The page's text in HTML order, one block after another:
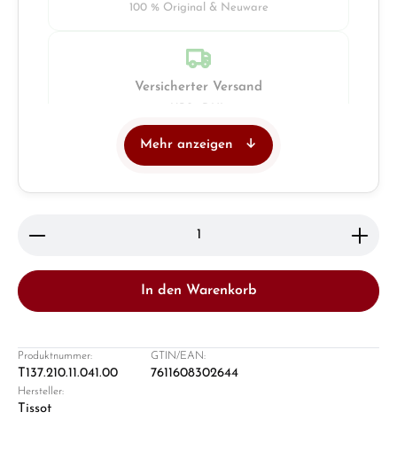
100 % Original & Neuware
Versicherter Versand
Mehr anzeigen
Produkt Anzahl: Gib den gewünschten Wert ein
In den Warenkorb
Produktnummer:
T137.210.11.041.00
GTIN/EAN:
7611608302644
Hersteller:
Tissot